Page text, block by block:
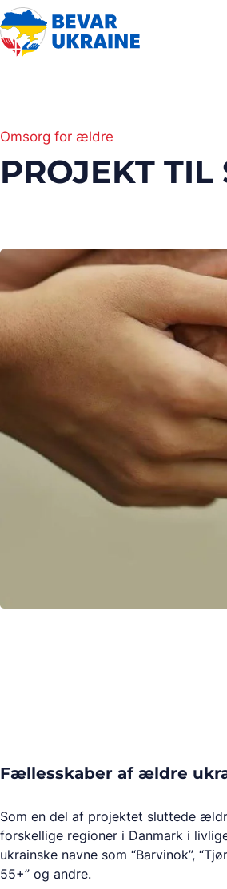
Omsorg for ældre
PROJEKT
Fællesskaber af ældre
Som en del af projektet sluttede
forskellige regioner i Danmark i
ukrainske navne som “Barvinok”,
55+” og andre.